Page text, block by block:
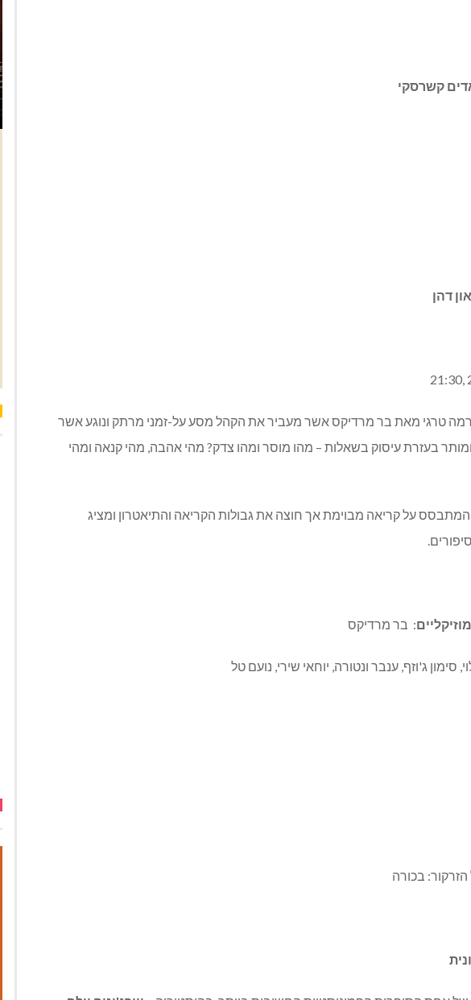
קשרסקי
דהן
טרגי מאת בר מרדיקס אשר מעביר את הקהל מסע על-זמני מרתק ונוגע אשר
בעזרת עיסוק בשאלות – מהו מוסר ומהו צדק? מהי אהבה, מהי קנאה ומהי
המתבסס על קריאה מבוימת אך חוצה את גבולות הקריאה והתיאטרון ומציג
: בר מרדיקס
סימון ג'וזף, ענבר ונטורה, יוחאי שירי, נועם טל
בכורה